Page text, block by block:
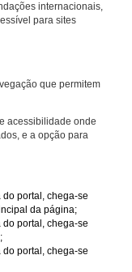
internacionais,
para sites
que permitem
acessibilidade onde
e a opção para
portal, chega-se
da página;
portal, chega-se
portal, chega-se